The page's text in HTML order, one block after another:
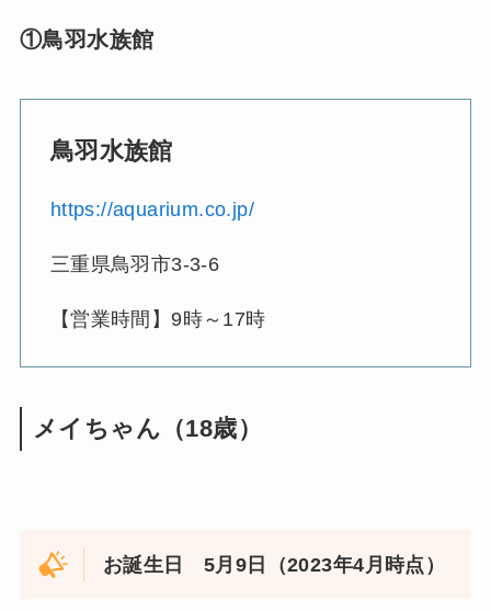
①鳥羽水族館
鳥羽水族館
https://aquarium.co.jp/
三重県鳥羽市3-3-6
【営業時間】9時～17時
メイちゃん（18歳）
お誕生日 5月9日（2023年4月時点）